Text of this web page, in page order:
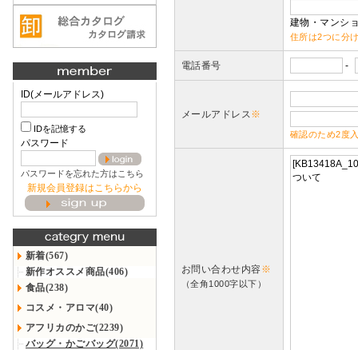
ID(メールアドレス)
IDを記憶する
パスワード
パスワードを忘れた方はこちら
新規会員登録はこちらから
新着(567)
新作オススメ商品(406)
食品(238)
コスメ・アロマ(40)
アフリカのかご(2239)
バッグ・かごバッグ(2071)
建物・マンシ
住所は2つに分
電話番号 -
メールアドレス※
確認のため2度
お問い合わせ内容※
（全角1000字以下）